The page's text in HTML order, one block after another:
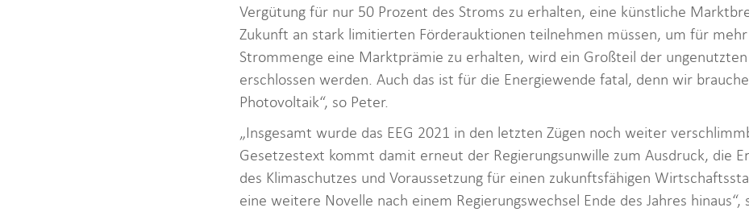
Vergütung für nur 50 Prozent des Stroms zu erhalten, eine künstliche
Zukunft an stark limitierten Förderauktionen teilnehmen müssen, um für
Strommenge eine Marktprämie zu erhalten, wird ein Großteil der
erschlossen werden. Auch das ist für die Energiewende fatal, denn wir
Photovoltaik“, so Peter.
„Insgesamt wurde das EEG 2021 in den letzten Zügen noch weiter
Gesetzestext kommt damit erneut der Regierungsunwille zum Ausdruck, die
des Klimaschutzes und Voraussetzung für einen zukunftsfähigen
eine weitere Novelle nach einem Regierungswechsel Ende des Jahres hinaus“,